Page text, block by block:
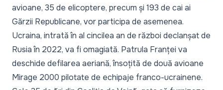
avioane, 35 de elicoptere, precum și 193 de cai ai
Gărzii Republicane, vor participa de asemenea.
Ucraina, intrată în al cincilea an de război declanșat de
Rusia în 2022, va fi omagiată. Patrula Franței va
deschide defilarea aeriană, însoțită de două avioane
Mirage 2000 pilotate de echipaje franco-ucrainene.